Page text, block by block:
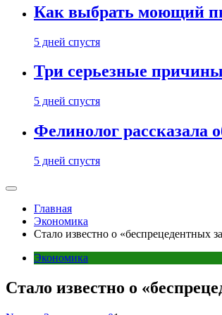
Как выбрать моющий
5 дней спустя
Три серьезные
5 дней спустя
Фелинолог рассказала
5 дней спустя
Главная
Экономика
Стало известно о «беспрецедентных
Экономика
Стало известно о